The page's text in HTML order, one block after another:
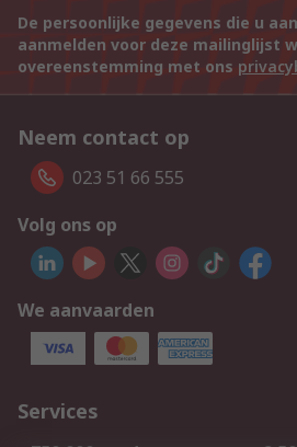
De persoonlijke gegevens die u
aanmelden voor deze mailinglijst
overeenstemming met ons
Neem contact op
023 51 66 555
Volg ons op
We aanvaarden
Services